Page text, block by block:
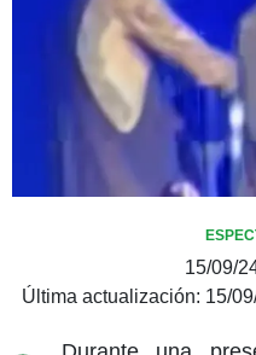
15/09/
Última actualización: 15/